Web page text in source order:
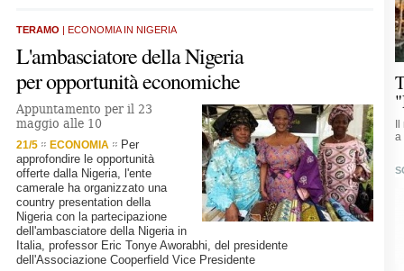
TERAMO | ECONOMIA IN NIGERIA
L'ambasciatore della Nigeria
per opportunità economiche
Appuntamento per il 23
maggio alle 10
21/5 ECONOMIA
Per
approfondire le opportunità
offerte dalla Nigeria, l'ente
camerale ha organizzato una
country presentation della
Nigeria con la partecipazione
dell'ambasciatore della Nigeria in
Italia, professor Eric Tonye Aworabhi, del presidente
dell'Associazione Cooperfield Vice Presidente
a